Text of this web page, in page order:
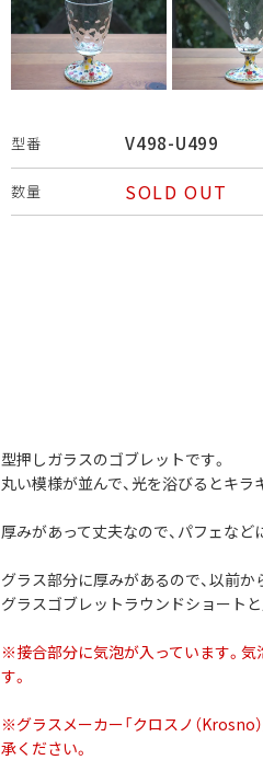
型番 V498-U499
数量
SOLD OUT
型押しガラスのゴブレットです。
丸い模様が並んで、光を浴びるとキラ
厚みがあって丈夫なので、パフェなど
グラス部分に厚みがあるので、以前か
グラスゴブレットラウンドショート
※接合部分に気泡が入っています。
す。
※グラスメーカー「クロスノ（Krosno
承ください。